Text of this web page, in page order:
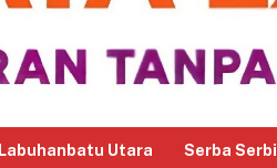
Labuhanbatu Utara Serba Serbi